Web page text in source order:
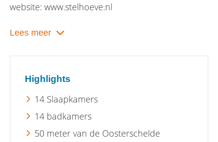
website: www.stelhoeve.nl
Lees meer
Highlights
14 Slaapkamers
14 badkamers
50 meter van de Oosterschelde